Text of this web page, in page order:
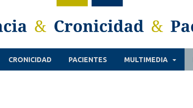
CRONICIDAD PACIENTES MULTIMEDIA